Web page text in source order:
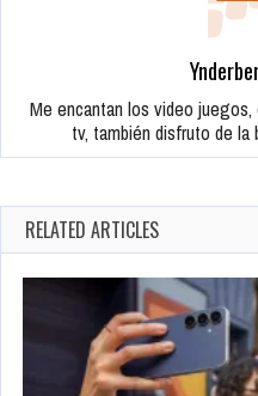
Me encantan los video
tv, también disfruto de la
RELATED ARTICLES